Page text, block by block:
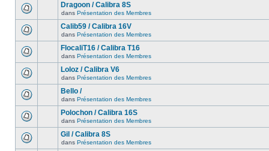
Dragoon / Calibra 8S
dans Présentation des Membres
Calib59 / Calibra 16V
dans Présentation des Membres
FlocaliT16 / Calibra T16
dans Présentation des Membres
Loloz / Calibra V6
dans Présentation des Membres
Bello /
dans Présentation des Membres
Polochon / Calibra 16S
dans Présentation des Membres
Gil / Calibra 8S
dans Présentation des Membres